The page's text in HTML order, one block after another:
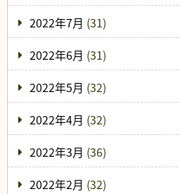
2022年7月 (31)
2022年6月 (31)
2022年5月 (32)
2022年4月 (32)
2022年3月 (36)
2022年2月 (32)